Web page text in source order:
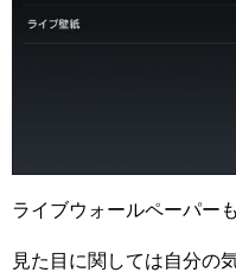
ライブウォールペーパー
見た目に関しては自分の